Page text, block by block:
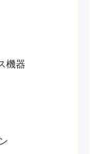
機器